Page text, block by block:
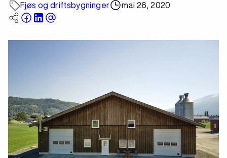
Fjøs og driftsbygninger mai 26, 2020